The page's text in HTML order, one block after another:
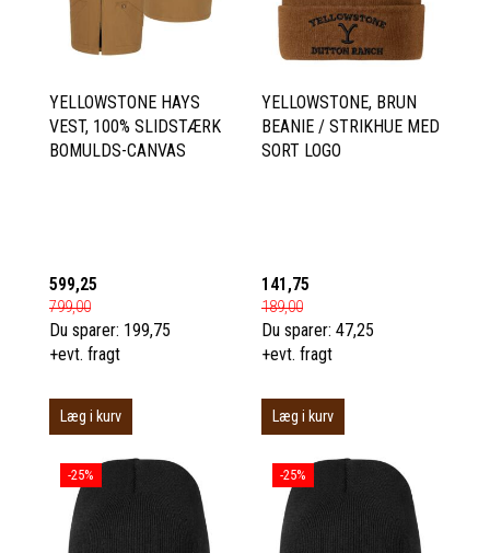
YELLOWSTONE HAYS
VEST, 100% SLIDSTÆRK
BOMULDS-CANVAS
599,25
799,00
Du sparer: 199,75
+evt. fragt
Læg i kurv
YELLOWSTONE, BRUN
BEANIE / STRIKHUE MED
SORT LOGO
141,75
189,00
Du sparer: 47,25
+evt. fragt
Læg i kurv
-25% -25%